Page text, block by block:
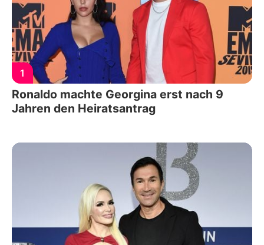
1
Ronaldo machte Georgina erst nach 9
Jahren den Heiratsantrag